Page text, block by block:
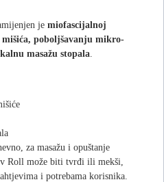
je miofascijalnoj
mišića, poboljšavanju mikro-
masažu stopala
za masažu i opuštanje
Roll može biti tvrđi ili mekši,
i potrebama korisnika.